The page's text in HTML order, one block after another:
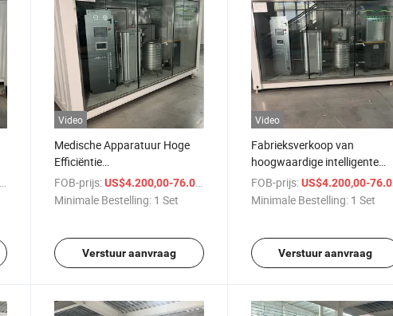
Video
Medische Apparatuur Hoge
Efficiëntie
Zuurstofvoorzieningscontainer
Zuurstofgenerator
FOB-prijs: US$4.200,00-76.000,00
Minimale Bestelling: 1 Set
Verstuur aanvraag
Video
Fabrieksverkoop van
hoogwaardige intelligente
medische
zuurstofconcentrator
FOB-prijs: US$4.200,00-76.000,00
Minimale Bestelling: 1 Set
Verstuur aanvraag